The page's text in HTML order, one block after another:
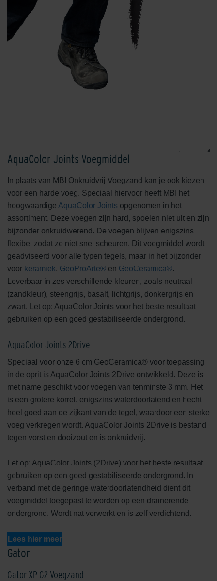
AquaColor Joints Voegmiddel
In plaats van MBI Onkruidvrij Voegzand kan je ook kiezen
voor een harde voeg. Speciaal hiervoor heeft MBI het
hoogwaardige AquaColor Joints opgenomen in het
assortiment. Deze voegen zijn hard, spoelen niet uit en zijn
bijzonder onkruidwerend. De voegen blijven enigszins
flexibel zodat ze niet snel scheuren. Dit voegmiddel wordt
geadviseerd voor alle typen tegels, maar in het bijzonder
voor keramiek, GeoProArte® en GeoCeramica®.
Leverbaar in zes verschillende kleuren, zoals neutraal
(zandkleur), steengrijs, basalt, lichtgrijs, donkergrijs en
zwart. Let op: AquaColor Joints voor het beste resultaat
gebruiken op een goed gestabiliseerde ondergrond.
AquaColor Joints 2Drive
Speciaal voor onze 6 cm GeoCeramica® voor toepassing
in de oprit is AquaColor Joints 2Drive ontwikkeld. Deze is
met name geschikt voor voegen van tenminste 3 mm. Het
is een grotere korrel, enigszins waterdoorlatend en hecht
heel goed aan de zijkant van de tegel, waardoor een sterke
voeg verkregen wordt. AquaColor Joints 2Drive is bestand
tegen vorst en dooizout en is onkruidvrij.
Let op: AquaColor Joints (2Drive) voor het beste resultaat
gebruiken op een goed gestabiliseerde ondergrond. In
verband met de geringe waterdoorlatendheid dient dit
voegmiddel toegepast te worden op een drainerende
ondergrond. Wordt nat verwerkt en is zelf verdichtend.
Lees hier meer
Gator
Gator XP G2 Voegzand